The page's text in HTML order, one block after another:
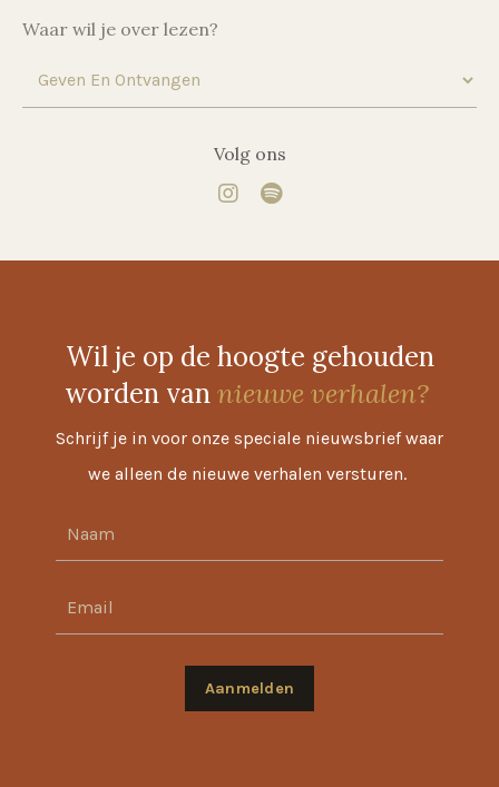
Waar wil je over lezen?
Volg ons
Wil je op de hoogte gehouden
worden vannieuwe verhalen?
Schrijf je in voor onze speciale nieuwsbrief waar
we alleen de nieuwe verhalen versturen.
Aanmelden